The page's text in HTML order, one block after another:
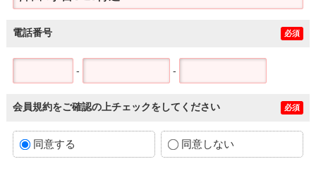
電話番号 必須
- -
会員規約をご確認の上チェックをしてください 必須
同意する 同意しない